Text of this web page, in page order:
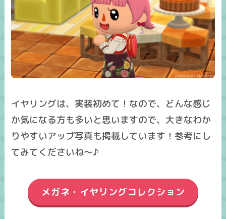
イヤリングは、実装初めて！ なので、どんな感じ
か気になる方も多いと思いますので、大きなわか
りやすいアップ写真も掲載しています！参考にし
てみてくださいね～♪
メガネ・イヤリングコレクション